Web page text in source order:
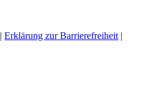
|Erklärung zur Barrierefreiheit |